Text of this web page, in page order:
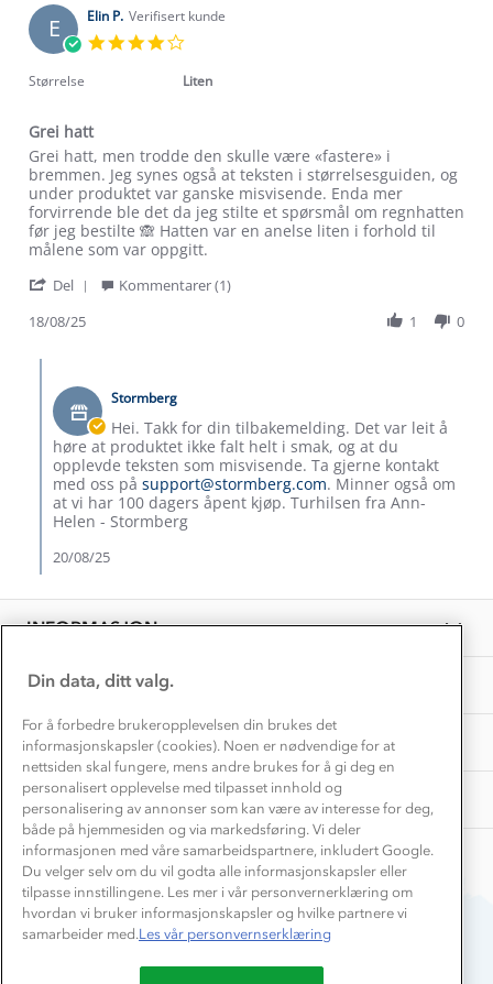
on
23
May
E Elin P. Verifisert kunde
rating
Størrelse Liten
Grei hatt
Review
by
Elin
P.
on
18
2025
review
stating
Grei
hatt
Grei hatt, men trodde den skulle være «fastere» i
bremmen. Jeg synes også at teksten i størrelsesguiden, og
under produktet var ganske misvisende. Enda mer
forvirrende ble det da jeg stilte et spørsmål om regnhatten
før jeg bestilte 🙈 Hatten var en anelse liten i forhold til
målene som var oppgitt.
Del
on
18
Aug
2025
Kommentarer (1)
18/08/25
1 0
Butikkeier
on
Review
by
Elin
on
Aug
2025
Stormberg
Hei. Takk for din tilbakemelding. Det var leit å
høre at produktet ikke falt helt i smak, og at du
opplevde teksten som misvisende. Ta gjerne kontakt
med oss på support@stormberg.com. Minner også om
at vi har 100 dagers åpent kjøp. Turhilsen fra Ann-
Helen - Stormberg
20/08/25
INFORMASJON
Kontakt oss
Konkurransevinnere
Kundeklubb
Våre butikker
Bedrift, barnehage og SFO
Presse
OM OSS
Om Stormberg
Etisk handel
Dyreetikk
1% til samfunnet
Inkludering
Materialer
Personvern
Samarbeide med oss?
TIPS OG RÅD
Trelagsprinsippet barn
Dette trenger du til barnehagen
Gravidklær
Hvordan velge riktig turtøy?
Store størrelser
Turmat oppskrifter
Beredskap
AKTIVITETER
Norgesferie 🇳🇴
Få turinspirasjon og tips her⛰
Overnatte utendørs⛺
Leirskole 🥾
Barnehageansatt
Tips til hyttetur
Du betaler enkelt med
Din data, ditt valg.
For å forbedre brukeropplevelsen din brukes det
informasjonskapsler (cookies). Noen er nødvendige for at
nettsiden skal fungere, mens andre brukes for å gi deg en
personalisert opplevelse med tilpasset innhold og
personalisering av annonser som kan være av interesse for deg,
både på hjemmesiden og via markedsføring. Vi deler
informasjonen med våre samarbeidspartnere, inkludert Google.
Du velger selv om du vil godta alle informasjonskapsler eller
tilpasse innstillingene. Les mer i vår personvernerklæring om
hvordan vi bruker informasjonskapsler og hvilke partnere vi
samarbeider med.Les vår personvernserklæring